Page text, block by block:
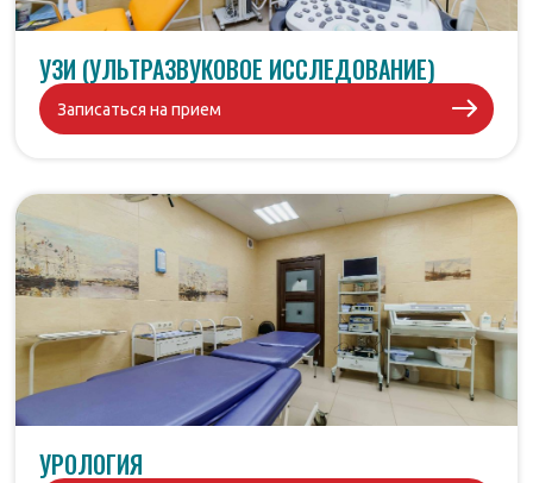
УЗИ (УЛЬТРАЗВУКОВОЕ ИССЛЕДОВАНИЕ)
Записаться на прием
УРОЛОГИЯ